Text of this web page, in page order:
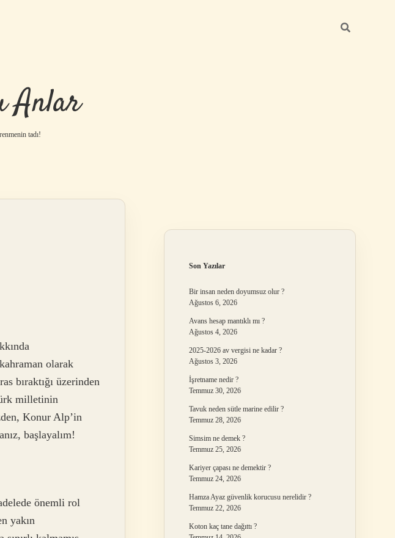
Anlar
tadı!
olarak
bıraktığı üzerinden
milletinin
Konur Alp’in
başlayalım!
önemli rol
yakın
Son Yazılar
Bir insan neden doyumsuz olur ?
Ağustos 6, 2026
Avans hesap mantıklı mı ?
Ağustos 4, 2026
2025-2026 av vergisi ne kadar ?
Ağustos 3, 2026
İşretname nedir ?
Temmuz 30, 2026
Tavuk neden sütle marine edilir ?
Temmuz 28, 2026
Simsim ne demek ?
Temmuz 25, 2026
Kariyer çapası ne demektir ?
Temmuz 24, 2026
Hamza Ayaz güvenlik korucusu nerelidir ?
Temmuz 22, 2026
Koton kaç tane dağıttı ?